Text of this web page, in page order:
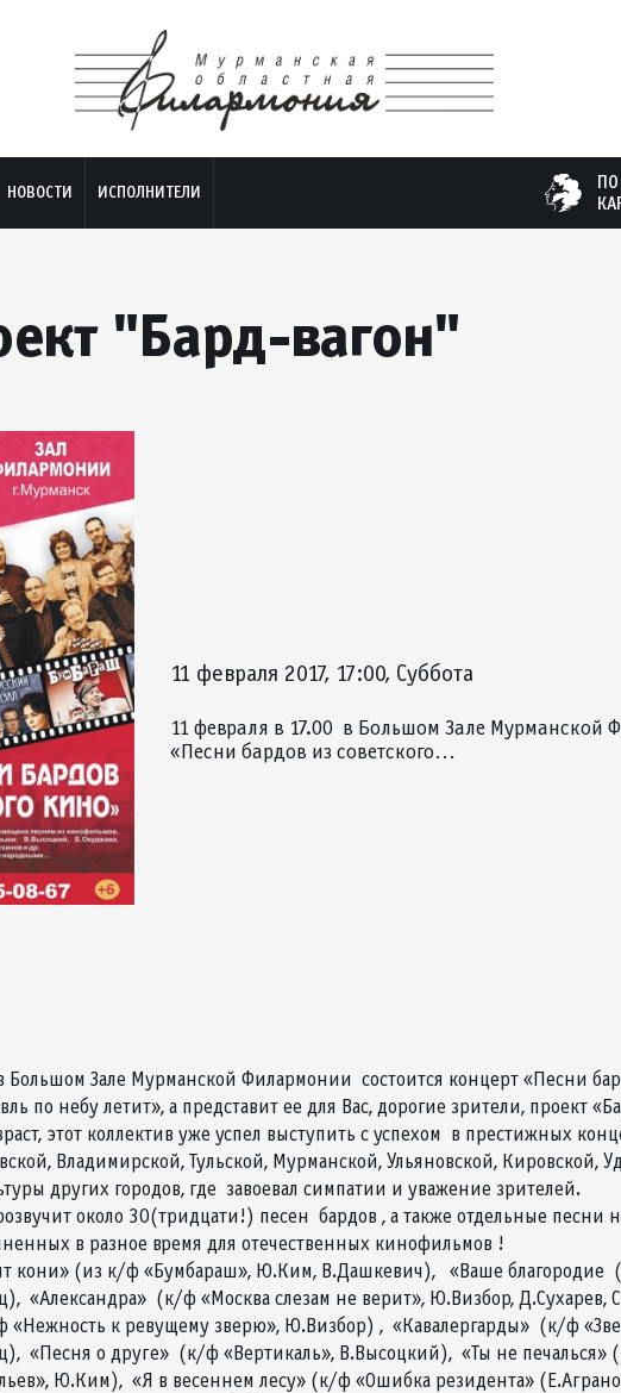
НОВОСТИ ИСПОЛНИТЕЛИ
"Бард-вагон"
11 февраля 2017, 17:00, Суббота
11 февраля в 17.00 в Большом Зале Мурманской
«Песни бардов из советского…
Большом Зале Мурманской Филармонии состоится концерт «Песни
по небу летит», а представит ее для Вас, дорогие зрители, проект
этот коллектив уже успел выступить с успехом в престижных
Владимирской, Тульской, Мурманской, Ульяновской,
культуры других городов, где завоевал
около 30(тридцати!) песен бардов , а также отдельные песни
в разное время для отечественных
кони» (из к/ф «Бумбараш», Ю.Ким, В.Дашкевич), «Ваше благородие
«Александра» (к/ф «Москва слезам не верит», Ю.Визбор,
«Нежность к ревущему зверю», Ю.Визбор) , «Кавалергарды» (к/ф
«Песня о друге» (к/ф «Вертикаль», В.Высоцкий), «Ты не печалься»
Ю.Ким), «Я в весеннем лесу» (к/ф «Ошибка резидента»